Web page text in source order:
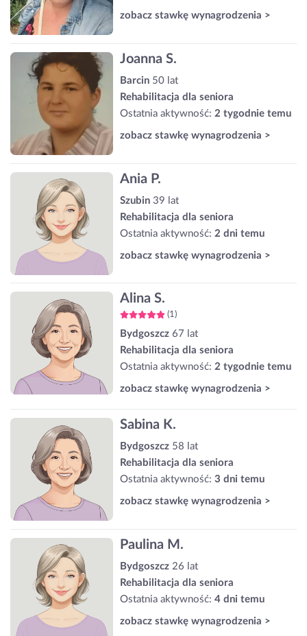
zobacz stawkę wynagrodzenia >
Joanna S.
Barcin 50 lat
Rehabilitacja dla seniora
Ostatnia aktywność: 2 tygodnie temu
zobacz stawkę wynagrodzenia >
Ania P.
Szubin 39 lat
Rehabilitacja dla seniora
Ostatnia aktywność: 2 dni temu
zobacz stawkę wynagrodzenia >
Alina S.
(1)
Bydgoszcz 67 lat
Rehabilitacja dla seniora
Ostatnia aktywność: 2 tygodnie temu
zobacz stawkę wynagrodzenia >
Sabina K.
Bydgoszcz 58 lat
Rehabilitacja dla seniora
Ostatnia aktywność: 3 dni temu
zobacz stawkę wynagrodzenia >
Paulina M.
Bydgoszcz 26 lat
Rehabilitacja dla seniora
Ostatnia aktywność: 4 dni temu
zobacz stawkę wynagrodzenia >